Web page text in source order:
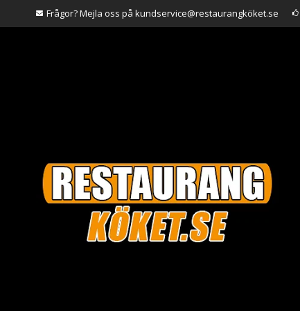
Frågor? Mejla oss på kundservice@restaurangköket.se